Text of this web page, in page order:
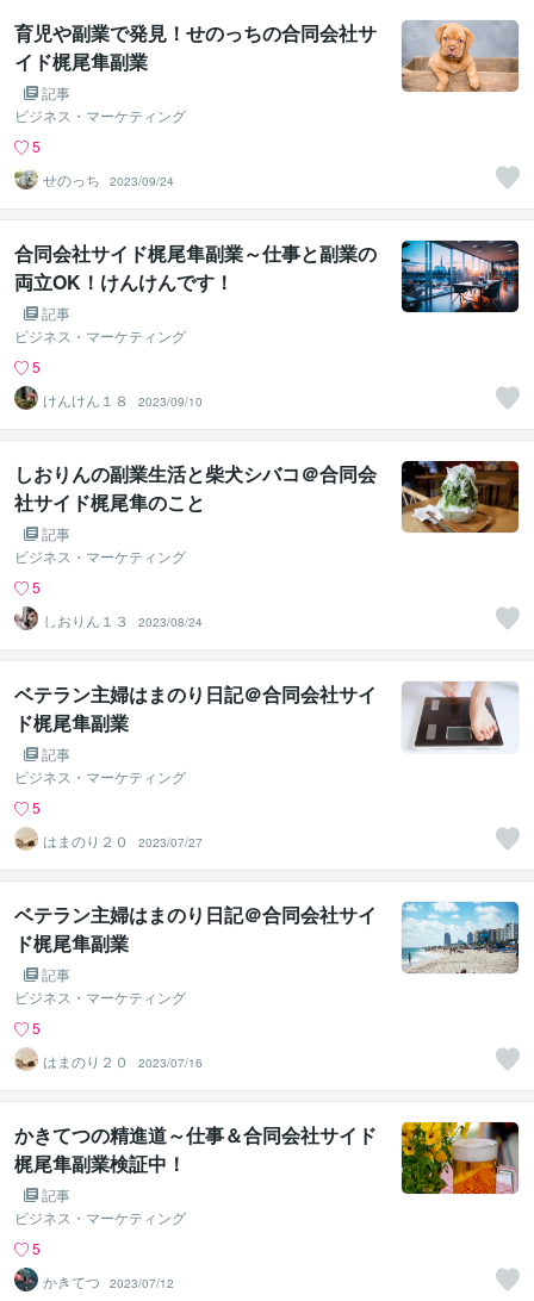
育児や副業で発見！せのっちの合同会社サ
イド梶尾隼副業
記事
ビジネス・マーケティング
5
せのっち
2023/09/24
合同会社サイド梶尾隼副業～仕事と副業の
両立OK！けんけんです！
記事
ビジネス・マーケティング
5
けんけん１８
2023/09/10
しおりんの副業生活と柴犬シバコ＠合同会
社サイド梶尾隼のこと
記事
ビジネス・マーケティング
5
しおりん１３
2023/08/24
ベテラン主婦はまのり日記＠合同会社サイ
ド梶尾隼副業
記事
ビジネス・マーケティング
5
はまのり２０
2023/07/27
ベテラン主婦はまのり日記＠合同会社サイ
ド梶尾隼副業
記事
ビジネス・マーケティング
5
はまのり２０
2023/07/16
かきてつの精進道～仕事＆合同会社サイド
梶尾隼副業検証中！
記事
ビジネス・マーケティング
5
かきてつ
2023/07/12